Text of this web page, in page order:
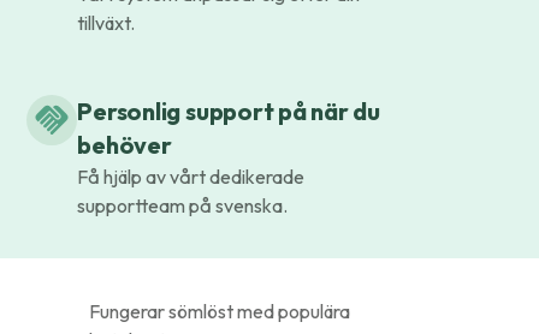
tillväxt.
Personlig support på när du
behöver
Få hjälp av vårt dedikerade
supportteam på svenska.
Fungerar sömlöst med populära